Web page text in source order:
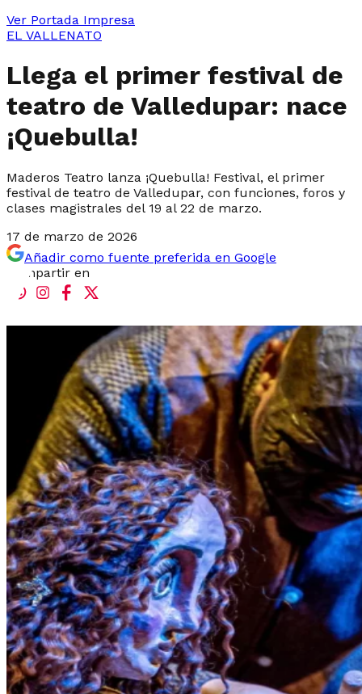
Ver Portada Impresa
EL VALLENATO
Llega el primer festival de
teatro de Valledupar: nace
¡Quebulla!
Maderos Teatro lanza ¡Quebulla! Festival, el primer
festival de teatro de Valledupar, con funciones, foros y
clases magistrales del 19 al 22 de marzo.
17 de marzo de 2026
Añadir como fuente preferida en Google
Compartir en